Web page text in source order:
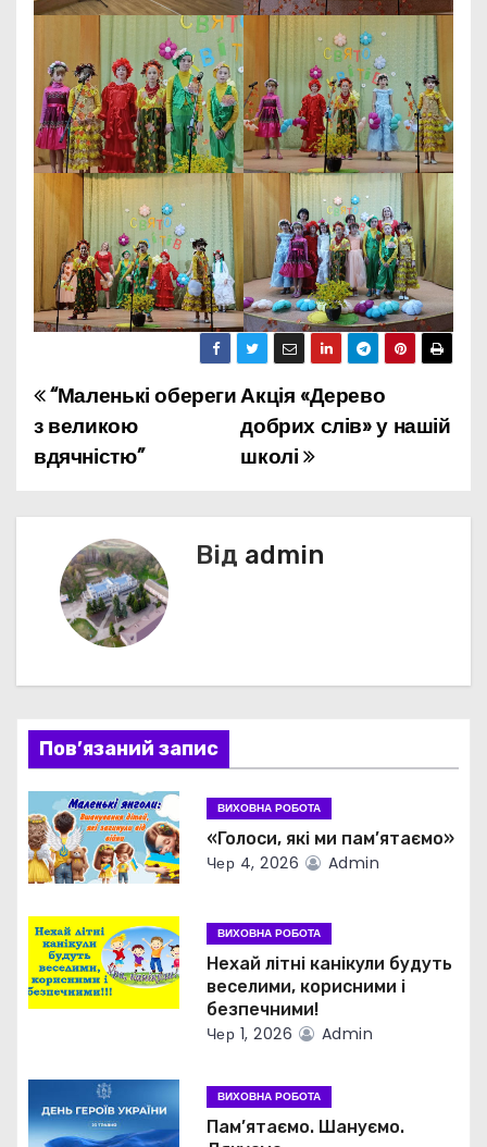
Акція «Дерево
добрих слів» у нашій
школі
“Маленькі обереги
з великою
вдячністю”
Від admin
Пов’язаний запис
ВИХОВНА РОБОТА
«Голоси, які ми пам’ятаємо»
Чер 4, 2026 Admin
ВИХОВНА РОБОТА
Нехай літні канікули будуть
веселими, корисними і
безпечними!
Чер 1, 2026 Admin
ВИХОВНА РОБОТА
Пам’ятаємо. Шануємо.